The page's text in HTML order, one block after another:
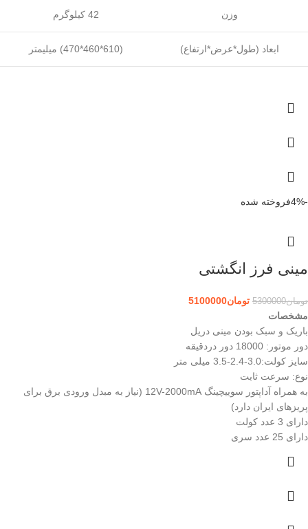
وزن 42 کیلوگرم
ابعاد (طول*عرض*ارتفاع) (610*460*470) میلیمتر
-4% فروخته شده
مینی فرز انگشتی
تومان5300000 تومان5100000
مشخصات
باریک و سبک بودن مینی دریل
دور موتور: 18000 دور دردقیقه
سایز کولت:3.0-2.4-3.5 میلی متر
نوع: سرعت ثابت
به همراه آداپتور سوییچینگ 12V-2000mA (نیاز به مبدل ورودی برق برای
پریزهای ایران دارد)
دارای 3 عدد کولت
دارای 25 عدد سری